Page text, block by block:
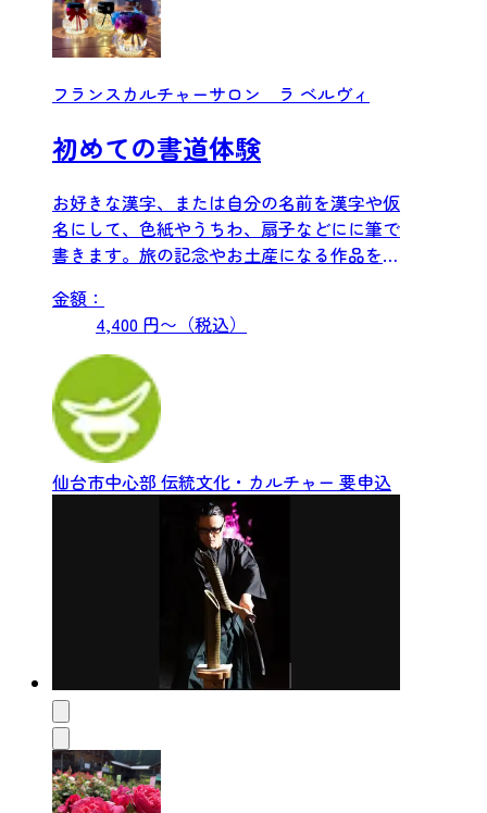
フランスカルチャーサロン ラ ベルヴィ
初めての書道体験
お好きな漢字、または自分の名前を漢字や仮
名にして、色紙やうちわ、扇子などにに筆で
書きます。旅の記念やお土産になる作品を作
金額：
4,400 円〜（税込）
仙台市中心部 伝統文化・カルチャー 要申込